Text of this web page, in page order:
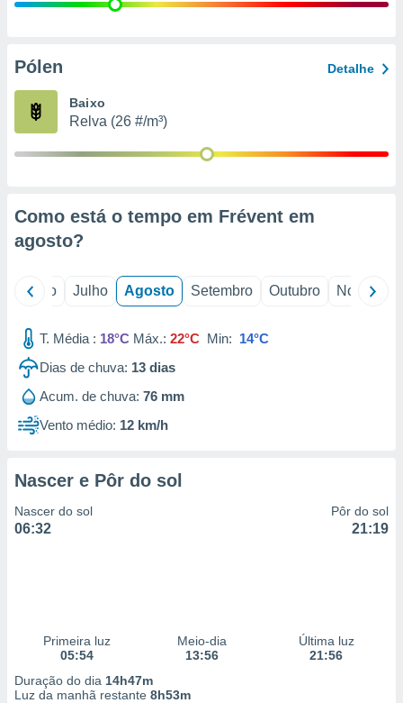
e
de
Pólen Detalhe
Baixo
Relva (26 #/m³)
Como está o tempo em Frévent em
agosto?
Junho Julho Agosto Setembro Outubro Novembro
T. Média : 18°C Máx.: 22°C Min: 14°C
Dias de chuva: 13 dias
Acum. de chuva: 76 mm
Vento médio: 12 km/h
Nascer e Pôr do sol
Nascer do sol
06:32
Pôr do sol
21:19
Primeira luz
05:54
Meio-dia
13:56
Última luz
21:56
Duração do dia 14h47m
Luz da manhã restante 8h53m